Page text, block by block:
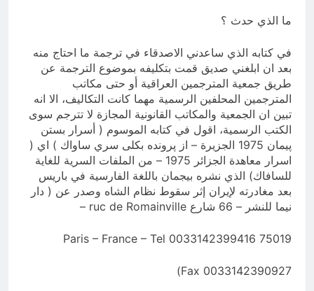
ما الذي حدث ؟
في كتابه الذي ساعدني الاصدقاء في ترجمة ما احتاج منه
بعد ان ابلغني صديق قمت بتكليفه بموضوع الترجمة عن
طريق جمعية المترجمين العراقية أو حتى مكاتب
المترجمين المحلفين الرسمية مهما كانت التكاليف، الا انه
تبين ان الجمعية والمكاتب القانونية المجازة لا تترجم سوى
الكتب الرسمية، اقول في كتابه الموسوم ( أسرار بستن
پيمان 1975 الجزيرة – از پرونده بکلی سري ساواك ) اي (
اسرار معاهدة الجزائر 1975 – من الملفات السرية للغاية
للسافاك) الذي نشره بيجمان باللغة الفارسية في باريس
بعد مغادرته لإيران إثر سقوط نظام الشاه وصدر عن ( دار
نيما للنشر – 66 شارع ruc de Romainville –
75019 Paris – France – Tel 0033142399416
Fax 0033142390927)